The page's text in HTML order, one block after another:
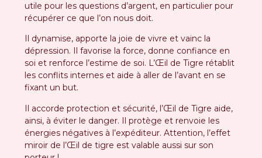
utile pour les questions d’argent, en particulier pour
récupérer ce que l’on nous doit.
Il dynamise, apporte la joie de vivre et vainc la
dépression. Il favorise la force, donne confiance en
soi et renforce l’estime de soi. L’Œil de Tigre rétablit
les conflits internes et aide à aller de l’avant en se
fixant un but.
Il accorde protection et sécurité, l’Œil de Tigre aide,
ainsi, à éviter le danger. Il protège et renvoie les
énergies négatives à l’expéditeur. Attention, l’effet
miroir de l’Œil de tigre est valable aussi sur son